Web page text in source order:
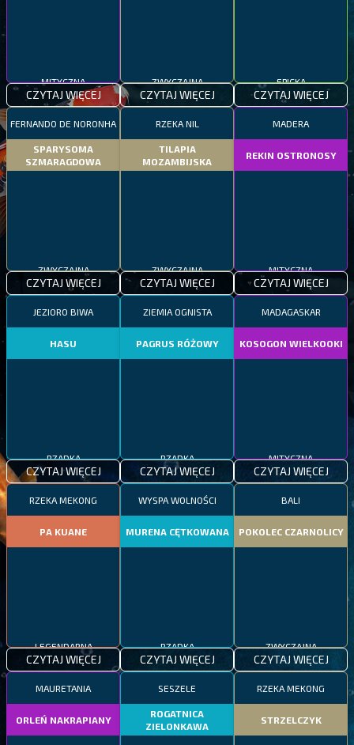
MITYCZNA
CZYTAJ WIĘCEJ
ZWYCZAJNA
CZYTAJ WIĘCEJ
EPICKA
CZYTAJ WIĘCEJ
FERNANDO DE NORONHA
SPARYSOMA
SZMARAGDOWA
ZWYCZAJNA
CZYTAJ WIĘCEJ
RZEKA NIL
TILAPIA
MOZAMBIJSKA
ZWYCZAJNA
CZYTAJ WIĘCEJ
MADERA
REKIN OSTRONOSY
MITYCZNA
CZYTAJ WIĘCEJ
JEZIORO BIWA
HASU
RZADKA
CZYTAJ WIĘCEJ
ZIEMIA OGNISTA
PAGRUS RÓŻOWY
RZADKA
CZYTAJ WIĘCEJ
MADAGASKAR
KOSOGON WIELKOOKI
MITYCZNA
CZYTAJ WIĘCEJ
RZEKA MEKONG
PA KUANE
LEGENDARNA
CZYTAJ WIĘCEJ
WYSPA WOLNOŚCI
MURENA CĘTKOWANA
RZADKA
CZYTAJ WIĘCEJ
BALI
POKOLEC CZARNOLICY
ZWYCZAJNA
CZYTAJ WIĘCEJ
MAURETANIA
ORLEŃ NAKRAPIANY
SESZELE
ROGATNICA
ZIELONKAWA
RZEKA MEKONG
STRZELCZYK